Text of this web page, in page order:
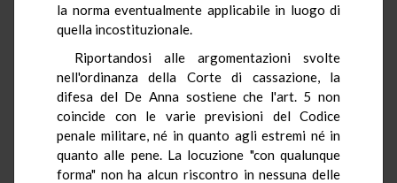
la norma eventualmente applicabile in luogo di
quella incostituzionale.
Riportandosi alle argomentazioni svolte
nell'ordinanza della Corte di cassazione, la
difesa del De Anna sostiene che l'art. 5 non
coincide con le varie previsioni del Codice
penale militare, né in quanto agli estremi né in
quanto alle pene. La locuzione "con qualunque
forma" non ha alcun riscontro in nessuna delle